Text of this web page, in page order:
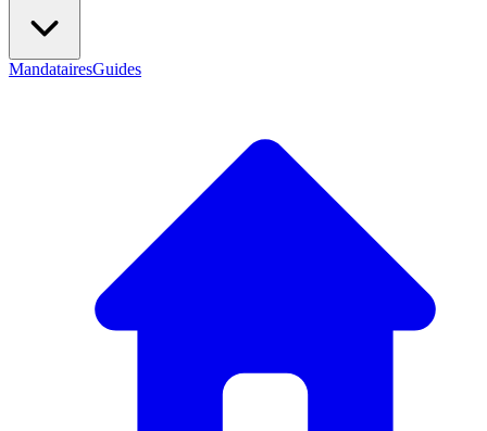
MandatairesGuides